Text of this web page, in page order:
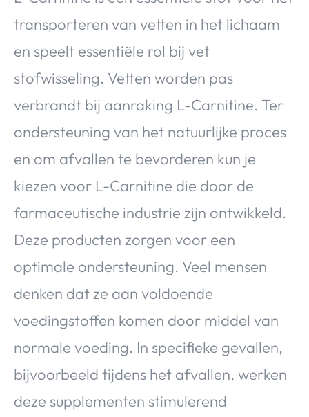
transporteren van vetten in het lichaam
en speelt essentiële rol bij vet
stofwisseling. Vetten worden pas
verbrandt bij aanraking L-Carnitine. Ter
ondersteuning van het natuurlijke proces
en om afvallen te bevorderen kun je
kiezen voor L-Carnitine die door de
farmaceutische industrie zijn ontwikkeld.
Deze producten zorgen voor een
optimale ondersteuning. Veel mensen
denken dat ze aan voldoende
voedingstoffen komen door middel van
normale voeding. In specifieke gevallen,
bijvoorbeeld tijdens het afvallen, werken
deze supplementen stimulerend